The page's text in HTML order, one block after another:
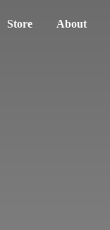
Store About